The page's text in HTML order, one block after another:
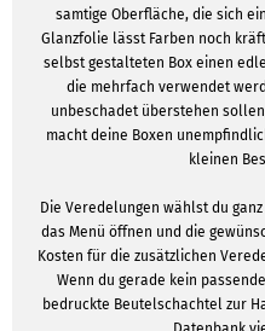
samtige Oberfläche, die sich
Glanzfolie lässt Farben noch
selbst gestalteten Box einen
die mehrfach verwendet
unbeschadet überstehen
macht deine Boxen
kleinen
Die Veredelungen wählst du
das Menü öffnen und die
Kosten für die zusätzlichen
Wenn du gerade kein
bedruckte Beutelschachtel zur